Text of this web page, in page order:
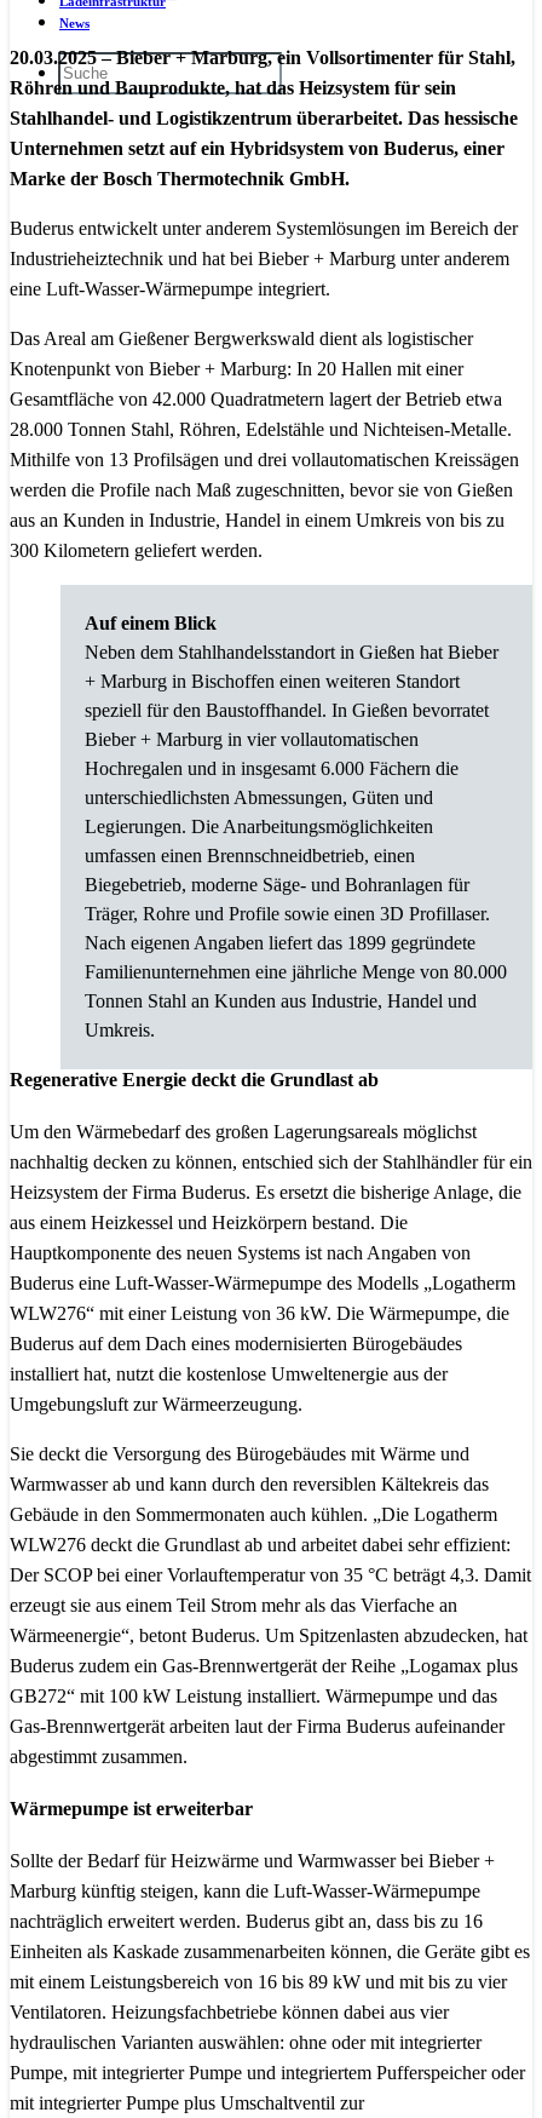
News
20.03.2025 – Bieber + Marburg, ein Vollsortimenter für Stahl,
Röhren und Bauprodukte, hat das Heizsystem für sein
Stahlhandel- und Logistikzentrum überarbeitet. Das hessische
Unternehmen setzt auf ein Hybridsystem von Buderus, einer
Marke der Bosch Thermotechnik GmbH.
Buderus entwickelt unter anderem Systemlösungen im Bereich der
Industrieheiztechnik und hat bei Bieber + Marburg unter anderem
eine Luft-Wasser-Wärmepumpe integriert.
Das Areal am Gießener Bergwerkswald dient als logistischer
Knotenpunkt von Bieber + Marburg: In 20 Hallen mit einer
Gesamtfläche von 42.000 Quadratmetern lagert der Betrieb etwa
28.000 Tonnen Stahl, Röhren, Edelstähle und Nichteisen-Metalle.
Mithilfe von 13 Profilsägen und drei vollautomatischen Kreissägen
werden die Profile nach Maß zugeschnitten, bevor sie von Gießen
aus an Kunden in Industrie, Handel in einem Umkreis von bis zu
300 Kilometern geliefert werden.
Auf einem Blick
Neben dem Stahlhandelsstandort in Gießen hat Bieber
+ Marburg in Bischoffen einen weiteren Standort
speziell für den Baustoffhandel. In Gießen bevorratet
Bieber + Marburg in vier vollautomatischen
Hochregalen und in insgesamt 6.000 Fächern die
unterschiedlichsten Abmessungen, Güten und
Legierungen. Die Anarbeitungsmöglichkeiten
umfassen einen Brennschneidbetrieb, einen
Biegebetrieb, moderne Säge- und Bohranlagen für
Träger, Rohre und Profile sowie einen 3D Profillaser.
Nach eigenen Angaben liefert das 1899 gegründete
Familienunternehmen eine jährliche Menge von 80.000
Tonnen Stahl an Kunden aus Industrie, Handel und
Umkreis.
Regenerative Energie deckt die Grundlast ab
Um den Wärmebedarf des großen Lagerungsareals möglichst
nachhaltig decken zu können, entschied sich der Stahlhändler für ein
Heizsystem der Firma Buderus. Es ersetzt die bisherige Anlage, die
aus einem Heizkessel und Heizkörpern bestand. Die
Hauptkomponente des neuen Systems ist nach Angaben von
Buderus eine Luft-Wasser-Wärmepumpe des Modells „Logatherm
WLW276“ mit einer Leistung von 36 kW. Die Wärmepumpe, die
Buderus auf dem Dach eines modernisierten Bürogebäudes
installiert hat, nutzt die kostenlose Umweltenergie aus der
Umgebungsluft zur Wärmeerzeugung.
Sie deckt die Versorgung des Bürogebäudes mit Wärme und
Warmwasser ab und kann durch den reversiblen Kältekreis das
Gebäude in den Sommermonaten auch kühlen. „Die Logatherm
WLW276 deckt die Grundlast ab und arbeitet dabei sehr effizient:
Der SCOP bei einer Vorlauftemperatur von 35 °C beträgt 4,3. Damit
erzeugt sie aus einem Teil Strom mehr als das Vierfache an
Wärmeenergie“, betont Buderus. Um Spitzenlasten abzudecken, hat
Buderus zudem ein Gas-Brennwertgerät der Reihe „Logamax plus
GB272“ mit 100 kW Leistung installiert. Wärmepumpe und das
Gas-Brennwertgerät arbeiten laut der Firma Buderus aufeinander
abgestimmt zusammen.
Wärmepumpe ist erweiterbar
Sollte der Bedarf für Heizwärme und Warmwasser bei Bieber +
Marburg künftig steigen, kann die Luft-Wasser-Wärmepumpe
nachträglich erweitert werden. Buderus gibt an, dass bis zu 16
Einheiten als Kaskade zusammenarbeiten können, die Geräte gibt es
mit einem Leistungsbereich von 16 bis 89 kW und mit bis zu vier
Ventilatoren. Heizungsfachbetriebe können dabei aus vier
hydraulischen Varianten auswählen: ohne oder mit integrierter
Pumpe, mit integrierter Pumpe und integriertem Pufferspeicher oder
mit integrierter Pumpe plus Umschaltventil zur